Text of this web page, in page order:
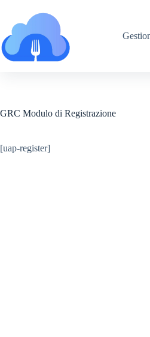
contenuto
GRC Modulo di Registrazione
[uap-register]